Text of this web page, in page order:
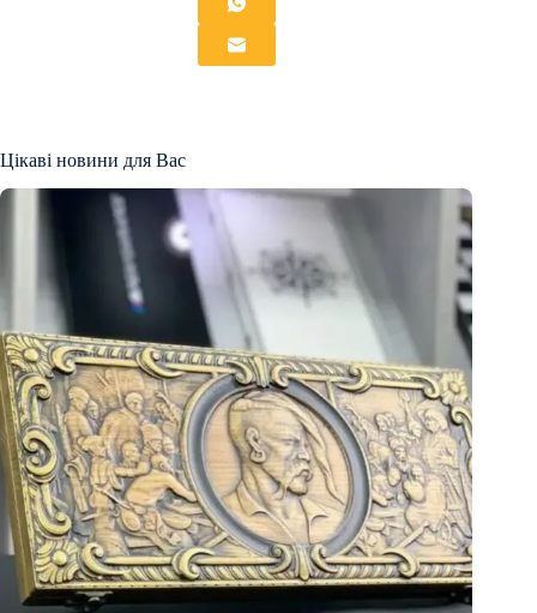
Цікаві новини для Вас